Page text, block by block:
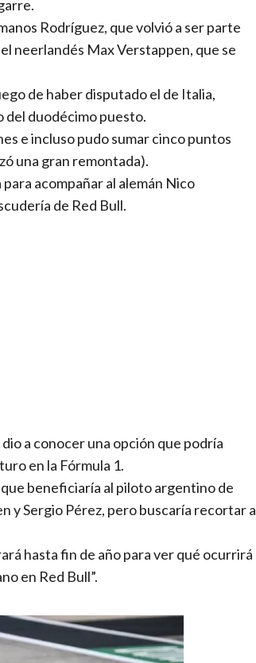
Rodríguez, que volvió a ser parte
neerlandés Max Verstappen, que se
de haber disputado el de Italia,
del duodécimo puesto.
e incluso pudo sumar cinco puntos
una gran remontada).
acompañar al alemán Nico
de Red Bull.
a conocer una opción que podría
en la Fórmula 1.
beneficiaría al piloto argentino de
y Sergio Pérez, pero buscaría recortar a
hasta fin de año para ver qué ocurrirá
en Red Bull”.